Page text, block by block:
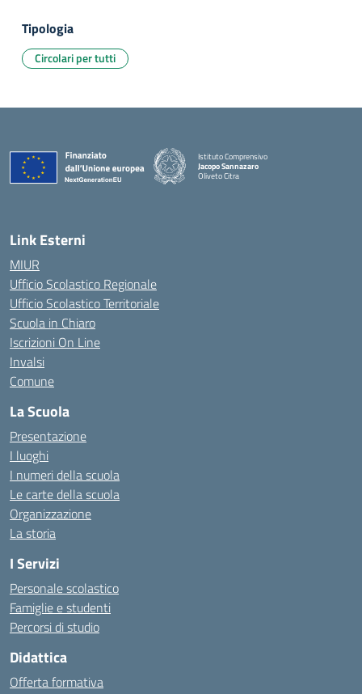
Tipologia
Circolari per tutti
Istituto Comprensivo
Jacopo Sannazaro
Oliveto Citra
Link Esterni
MIUR
Ufficio Scolastico Regionale
Ufficio Scolastico Territoriale
Scuola in Chiaro
Iscrizioni On Line
Invalsi
Comune
La Scuola
Presentazione
I luoghi
I numeri della scuola
Le carte della scuola
Organizzazione
La storia
I Servizi
Personale scolastico
Famiglie e studenti
Percorsi di studio
Didattica
Offerta formativa